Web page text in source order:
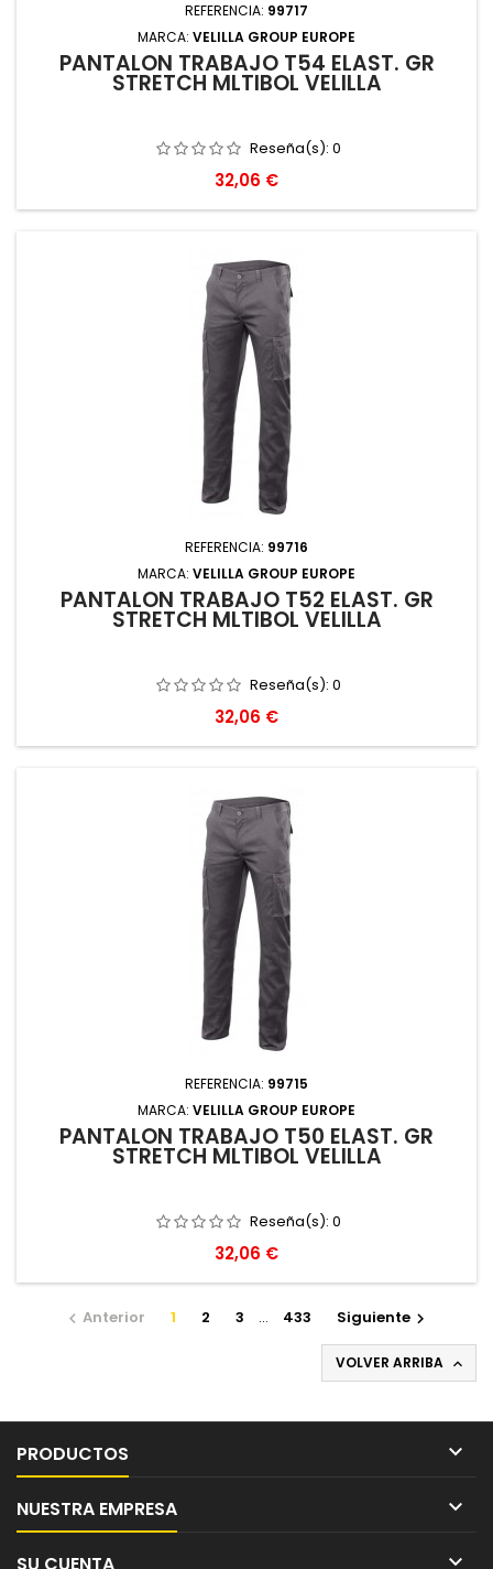
REFERENCIA: 99717
MARCA: VELILLA GROUP EUROPE
PANTALON TRABAJO T54 ELAST. GR
STRETCH MLTIBOL VELILLA
Reseña(s): 0
Precio
32,06 €
REFERENCIA: 99716
MARCA: VELILLA GROUP EUROPE
PANTALON TRABAJO T52 ELAST. GR
STRETCH MLTIBOL VELILLA
Reseña(s): 0
Precio
32,06 €
REFERENCIA: 99715
MARCA: VELILLA GROUP EUROPE
PANTALON TRABAJO T50 ELAST. GR
STRETCH MLTIBOL VELILLA
Reseña(s): 0
Precio
32,06 €
 Anterior 1 2 3 … 433 Siguiente 
VOLVER ARRIBA 
PRODUCTOS 
NUESTRA EMPRESA 
